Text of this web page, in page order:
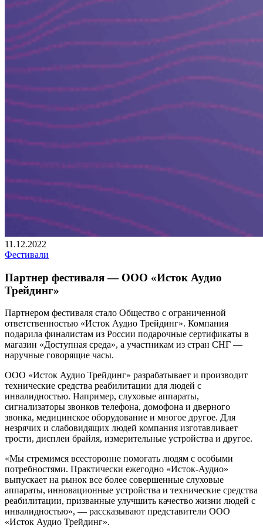
11.12.2022
Фестивали
Партнер фестиваля — ООО «Исток Аудио
Трейдинг»
Партнером фестиваля стало Общество с ограниченной
ответственностью «Исток Аудио Трейдинг». Компания
подарила финалистам из России подарочные сертификаты в
магазин «Доступная среда», а участникам из стран СНГ —
наручные говорящие часы.
ООО «Исток Аудио Трейдинг» разрабатывает и производит
технические средства реабилитации для людей с
инвалидностью. Например, слуховые аппараты,
сигнализаторы звонков телефона, домофона и дверного
звонка, медицинское оборудование и многое другое. Для
незрячих и слабовидящих людей компания изготавливает
трости, дисплеи брайля, измерительные устройства и другое.
«Мы стремимся всесторонне помогать людям с особыми
потребностями. Практически ежегодно «Исток-Аудио»
выпускает на рынок все более совершенные слуховые
аппараты, инновационные устройства и технические средства
реабилитации, призванные улучшить качество жизни людей с
инвалидностью», — рассказывают представители ООО
«Исток Аудио Трейдинг».